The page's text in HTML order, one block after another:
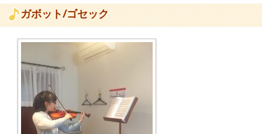
ガボット/ゴセック